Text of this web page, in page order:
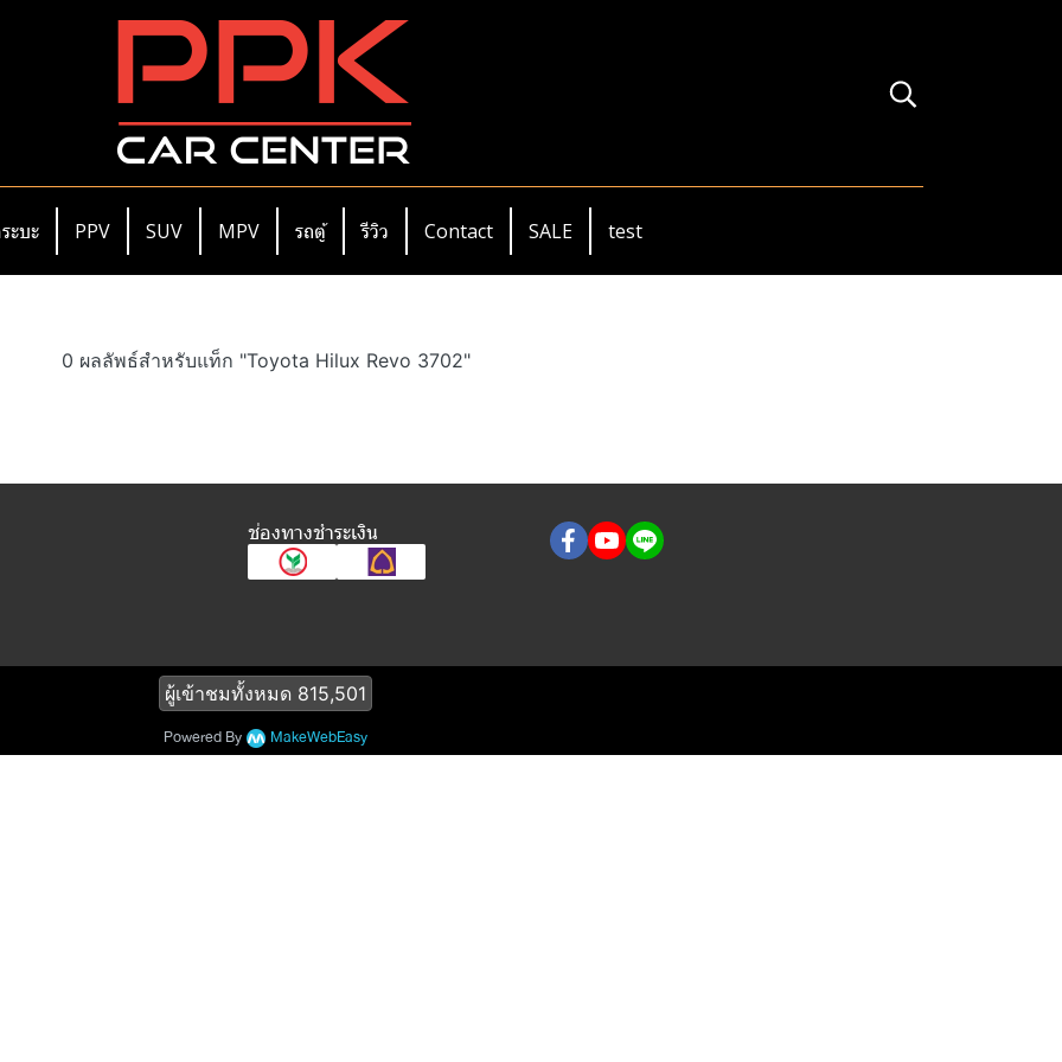
ะบะ PPV SUV MPV รถตู้ รีวิว Contact SALE test
0 ผลลัพธ์สำหรับแท็ก "Toyota Hilux Revo 3702"
ช่องทางชำระเงิน
ผู้เข้าชมทั้งหมด 815,501
Powered By MakeWebEasy